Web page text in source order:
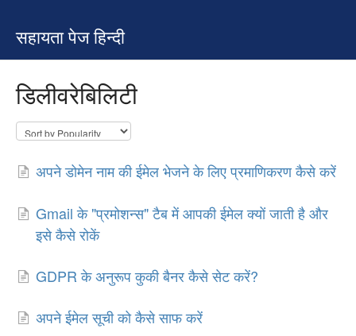
सहायता पेज हिन्दी
डिलीवरेबिलिटी
अपने डोमेन नाम की ईमेल भेजने के लिए प्रमाणिकरण कैसे करें
Gmail के "प्रमोशन्स" टैब में आपकी ईमेल क्यों जाती है और
इसे कैसे रोकें
GDPR के अनुरूप कुकी बैनर कैसे सेट करें?
अपने ईमेल सूची को कैसे साफ करें